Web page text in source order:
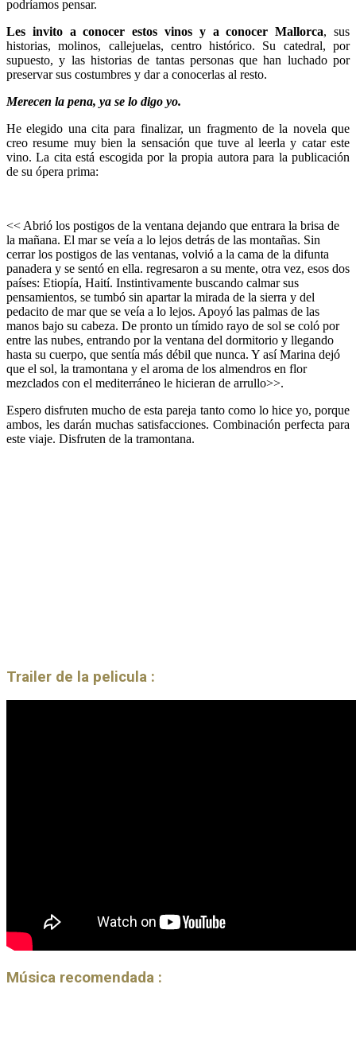
podríamos pensar.
Les invito a conocer estos vinos y a conocer Mallorca, sus
historias, molinos, callejuelas, centro histórico. Su catedral, por
supuesto, y las historias de tantas personas que han luchado por
preservar sus costumbres y dar a conocerlas al resto.
Merecen la pena, ya se lo digo yo.
He elegido una cita para finalizar, un fragmento de la novela que
creo resume muy bien la sensación que tuve al leerla y catar este
vino. La cita está escogida por la propia autora para la publicación
de su ópera prima:
<< Abrió los postigos de la ventana dejando que entrara la brisa de
la mañana. El mar se veía a lo lejos detrás de las montañas. Sin
cerrar los postigos de las ventanas, volvió a la cama de la difunta
panadera y se sentó en ella. regresaron a su mente, otra vez, esos dos
países: Etiopía, Haití. Instintivamente buscando calmar sus
pensamientos, se tumbó sin apartar la mirada de la sierra y del
pedacito de mar que se veía a lo lejos. Apoyó las palmas de las
manos bajo su cabeza. De pronto un tímido rayo de sol se coló por
entre las nubes, entrando por la ventana del dormitorio y llegando
hasta su cuerpo, que sentía más débil que nunca. Y así Marina dejó
que el sol, la tramontana y el aroma de los almendros en flor
mezclados con el mediterráneo le hicieran de arrullo>>.
Espero disfruten mucho de esta pareja tanto como lo hice yo, porque
ambos, les darán muchas satisfacciones. Combinación perfecta para
este viaje. Disfruten de la tramontana.
Trailer de la pelicula :
Música recomendada :